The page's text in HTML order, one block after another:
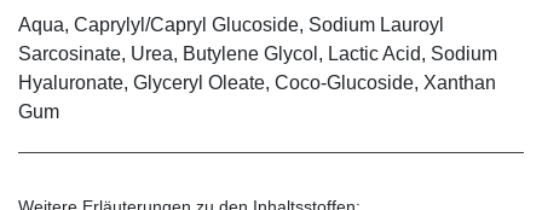
Aqua, Caprylyl/Capryl Glucoside, Sodium Lauroyl
Sarcosinate, Urea, Butylene Glycol, Lactic Acid, Sodium
Hyaluronate, Glyceryl Oleate, Coco-Glucoside, Xanthan
Gum
Weitere Erläuterungen zu den Inhaltsstoffen: